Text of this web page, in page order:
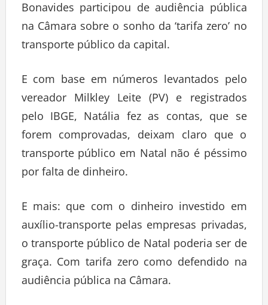
Bonavides participou de audiência pública
na Câmara sobre o sonho da ‘tarifa zero’ no
transporte público da capital.
E com base em números levantados pelo
vereador Milkley Leite (PV) e registrados
pelo IBGE, Natália fez as contas, que se
forem comprovadas, deixam claro que o
transporte público em Natal não é péssimo
por falta de dinheiro.
E mais: que com o dinheiro investido em
auxílio-transporte pelas empresas privadas,
o transporte público de Natal poderia ser de
graça. Com tarifa zero como defendido na
audiência pública na Câmara.